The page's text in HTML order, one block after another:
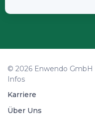
© 2026 Enwendo GmbH
Infos
Karriere
Über Uns